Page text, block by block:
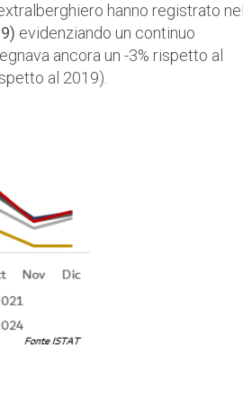
hanno registrato nel
evidenziando un continuo
ancora un -3% rispetto al
al 2019).